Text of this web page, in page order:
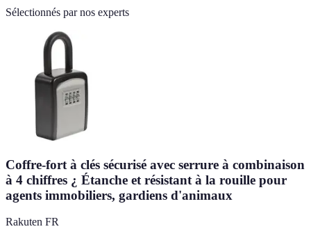
Sélectionnés par nos experts
Coffre-fort à clés sécurisé avec serrure à combinaison
à 4 chiffres ¿ Étanche et résistant à la rouille pour
agents immobiliers, gardiens d'animaux
Rakuten FR